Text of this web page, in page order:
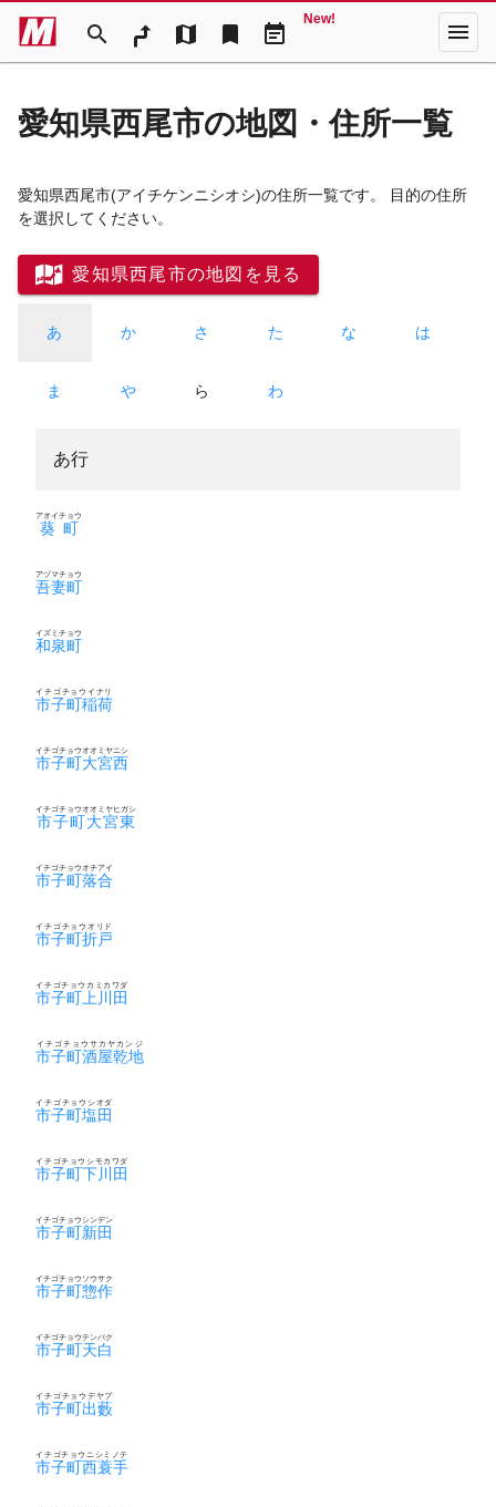
search map bookmark event_note
New! menu
愛知県西尾市の地図・住所一覧
愛知県西尾市(アイチケンニシオシ)の住所一覧です。 目的の住所
を選択してください。
愛知県西尾市の地図を見る
あ か さ た な は
ま や ら わ
あ行
葵町
アオイチョウ
吾妻町
アヅマチョウ
和泉町
イズミチョウ
市子町稲荷
イチゴチョウイナリ
市子町大宮西
イチゴチョウオオミヤニシ
市子町大宮東
イチゴチョウオオミヤヒガシ
市子町落合
イチゴチョウオチアイ
市子町折戸
イチゴチョウオリド
市子町上川田
イチゴチョウカミカワダ
市子町酒屋乾地
イチゴチョウサカヤカンジ
市子町塩田
イチゴチョウシオダ
市子町下川田
イチゴチョウシモカワダ
市子町新田
イチゴチョウシンデン
市子町惣作
イチゴチョウソウサク
市子町天白
イチゴチョウテンパク
市子町出藪
イチゴチョウデヤブ
市子町西蓑手
イチゴチョウニシミノテ